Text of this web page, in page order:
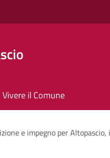
Vivere il Comune
e impegno per